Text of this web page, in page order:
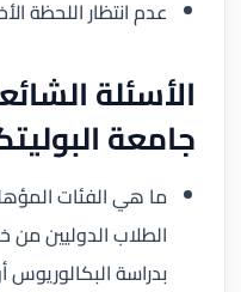
عدم انتظار اللحظة
الأسئلة
جامعة
ما هي الفئات
الطلاب الدوليين من
بدراسة